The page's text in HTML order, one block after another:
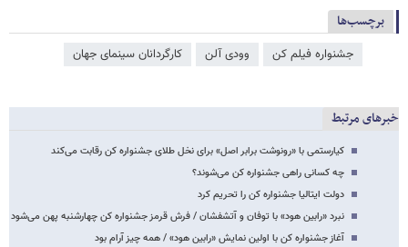
برچسب‌ها
جشنواره فیلم کن وودی آلن کارگردانان سینمای جهان
خبرهای مرتبط
کیارستمی با «رونوشت برابر اصل» برای نخل طلای جشنواره کن رقابت می‌کند
چه کسانی راهی جشنواره‌ کن می‌شوند؟
دولت ایتالیا جشنواره کن را تحریم کرد
نبرد «رابین هود» با توفان و آتشفشان / فرش قرمز جشنواره کن چهارشنبه پهن می‌شود
آغاز جشنواره کن با اولین نمایش «رابین هود» / همه چیز آرام بود